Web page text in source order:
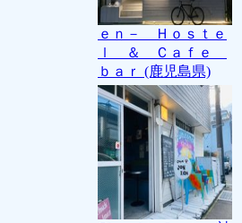
ｅｎ－ Ｈｏｓｔｅ
ｌ ＆ Ｃａｆｅ
ｂａｒ (鹿児島県)